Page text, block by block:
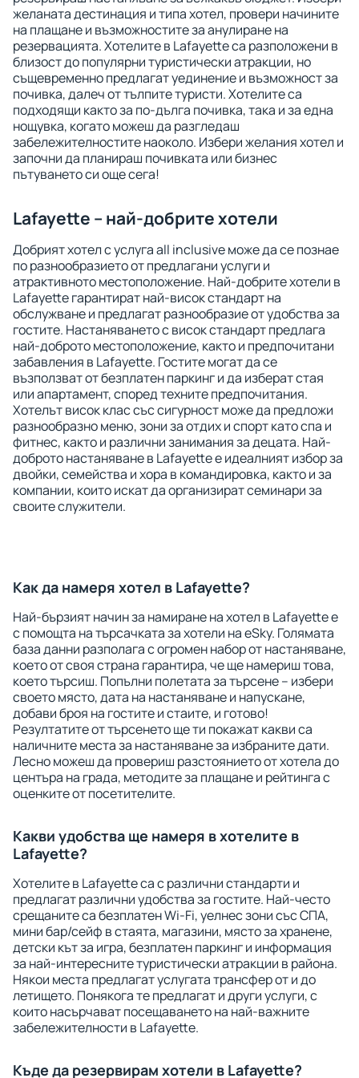
желаната дестинация и типа хотел, провери начините
на плащане и възможностите за анулиране на
резервацията. Хотелите в Lafayette са разположени в
близост до популярни туристически атракции, но
същевременно предлагат уединение и възможност за
почивка, далеч от тълпите туристи. Хотелите са
подходящи както за по-дълга почивка, така и за една
нощувка, когато можеш да разгледаш
забележителностите наоколо. Избери желания хотел и
започни да планираш почивката или бизнес
пътуването си още сега!
Lafayette – най-добрите хотели
Добрият хотел с услуга all inclusive може да се познае
по разнообразието от предлагани услуги и
атрактивното местоположение. Най-добрите хотели в
Lafayette гарантират най-висок стандарт на
обслужване и предлагат разнообразие от удобства за
гостите. Настаняването с висок стандарт предлага
най-доброто местоположение, както и предпочитани
забавления в Lafayette. Гостите могат да се
възползват от безплатен паркинг и да изберат стая
или апартамент, според техните предпочитания.
Хотелът висок клас със сигурност може да предложи
разнообразно меню, зони за отдих и спорт като спа и
фитнес, както и различни занимания за децата. Най-
доброто настаняване в Lafayette е идеалният избор за
двойки, семейства и хора в командировка, както и за
компании, които искат да организират семинари за
своите служители.
Как да намеря хотел в Lafayette?
Най-бързият начин за намиране на хотел в Lafayette е
с помощта на търсачката за хотели на eSky. Голямата
база данни разполага с огромен набор от настаняване,
което от своя страна гарантира, че ще намериш това,
което търсиш. Попълни полетата за търсене – избери
своето място, дата на настаняване и напускане,
добави броя на гостите и стаите, и готово!
Резултатите от търсенето ще ти покажат какви са
наличните места за настаняване за избраните дати.
Лесно можеш да провериш разстоянието от хотела до
центъра на града, методите за плащане и рейтинга с
оценките от посетителите.
Какви удобства ще намеря в хотелите в
Lafayette?
Хотелите в Lafayette са с различни стандарти и
предлагат различни удобства за гостите. Най-често
срещаните са безплатен Wi-Fi, уелнес зони със СПА,
мини бар/сейф в стаята, магазини, място за хранене,
детски кът за игра, безплатен паркинг и информация
за най-интересните туристически атракции в района.
Някои места предлагат услугата трансфер от и до
летището. Понякога те предлагат и други услуги, с
които насърчават посещаването на най-важните
забележителности в Lafayette.
Къде да резервирам хотели в Lafayette?